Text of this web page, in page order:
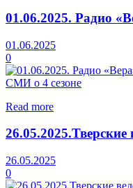
01.06.2025. Радио
01.06.2025
0
СМИ о 4 сезоне
Read more
26.05.2025
0